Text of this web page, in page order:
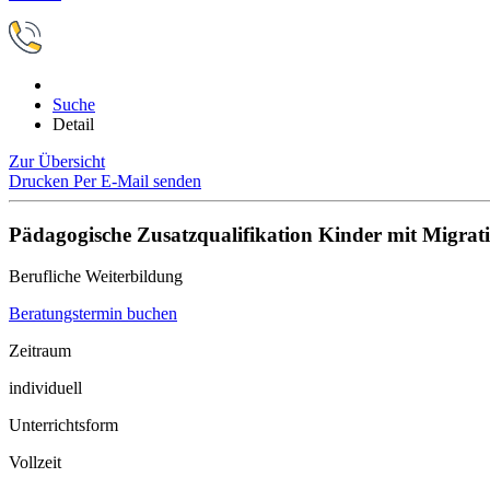
Suche
Detail
Zur Übersicht
Drucken Per E-Mail senden
Pädagogische Zusatzqualifikation Kinder mit
Berufliche Weiterbildung
Beratungstermin buchen
Zeitraum
individuell
Unterrichtsform
Vollzeit